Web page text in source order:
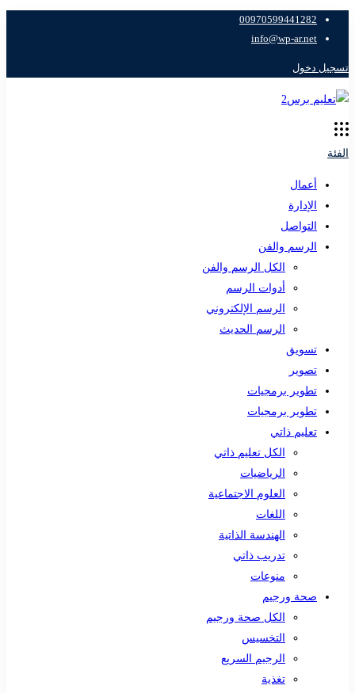
00970599441282
info@wp-ar.net
تسجيل دخول
الفئة
أعمال
الإدارة
التواصل
الرسم والفن
الكل الرسم والفن
أدوات الرسم
الرسم الإلكتروني
الرسم الحديث
تسويق
تصوير
تطوير برمجيات
تطوير برمجيات
تعليم ذاتي
الكل تعليم ذاتي
الرياضيات
العلوم الاجتماعية
اللغات
الهندسة الذاتية
تدريب ذاتي
منوعات
صحة ورجيم
الكل صحة ورجيم
التخسيس
الرجيم السريع
تغذية